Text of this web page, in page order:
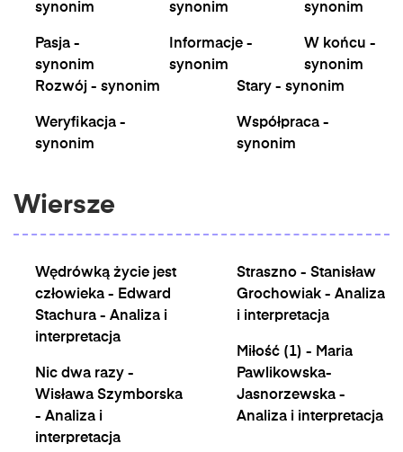
synonim
Pasja -
synonim
synonim
Informacje -
synonim
synonim
W końcu -
synonim
Rozwój - synonim
Weryfikacja -
synonim
Stary - synonim
Współpraca -
synonim
Wiersze
Wędrówką życie jest
człowieka - Edward
Stachura - Analiza i
interpretacja
Nic dwa razy -
Wisława Szymborska
- Analiza i
interpretacja
Straszno - Stanisław
Grochowiak - Analiza
i interpretacja
Miłość (1) - Maria
Pawlikowska-
Jasnorzewska -
Analiza i interpretacja